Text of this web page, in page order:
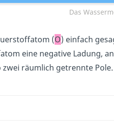
Das
(O) einfach
eine negative Ladung,
zwei räumlich getrennte Pole.